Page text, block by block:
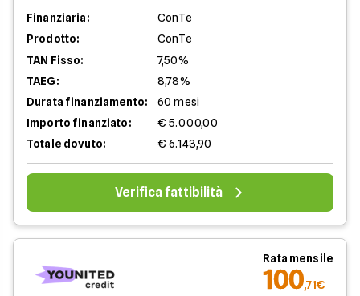
Finanziaria:
ConTe
Prodotto:
ConTe
TAN Fisso:
7,50%
TAEG:
8,78%
Durata finanziamento:
60 mesi
Importo finanziato:
€ 5.000,00
Totale dovuto:
€ 6.143,90
Verifica fattibilità
Rata mensile
100,71€